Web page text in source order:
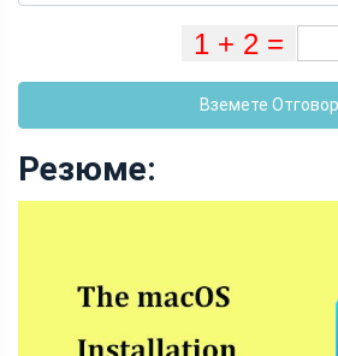
Вземете Отговор
Резюме: